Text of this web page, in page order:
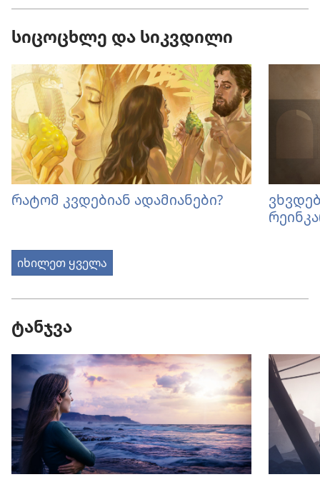
სიცოცხლე და სიკვდილი
რატომ კვდებიან ადამიანები?
იხილეთ ყველა
ტანჯვა